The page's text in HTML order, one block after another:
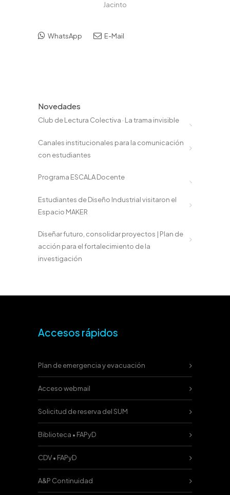
Jacinto
WhatsApp E-Mail
Novedades
Club de Lectura Colectiva · La trama invisible
Canales institucionales para la comunicación
con estudiantes
Programa ESCALA Docente
Estudiantes de Diseño Industrial visitaron el
Espacio MAKER
Diseñar futuro, consolidar proyectos | Plan de
acción para el fortalecimiento de la
investigación
Accesos rápidos
Plan de emergencia y evacuación
Acceso webmail
Solicitud de reserva del SUM
Biblioteca • FAPyD
CDV • FAPyD
A&P Continuidad